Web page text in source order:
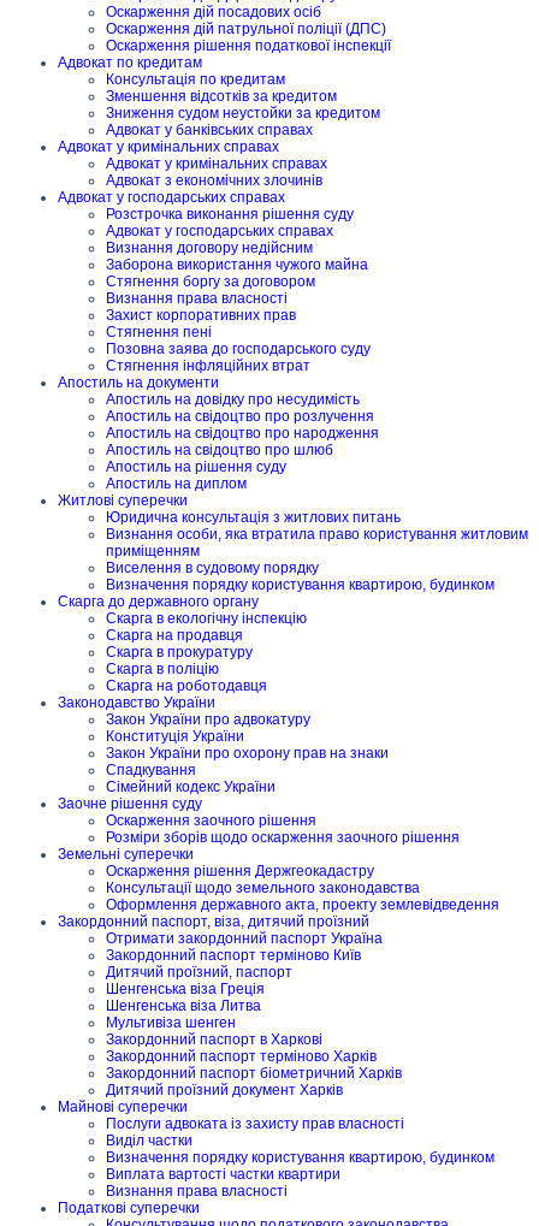
Оскарження дій посадових осіб
Оскарження дій патрульної поліції (ДПС)
Оскарження рішення податкової інспекції
Адвокат по кредитам
Консультація по кредитам
Зменшення відсотків за кредитом
Зниження судом неустойки за кредитом
Адвокат у банківських справах
Адвокат у кримінальних справах
Адвокат у кримінальних справах
Адвокат з економічних злочинів
Адвокат у господарських справах
Розстрочка виконання рішення суду
Адвокат у господарських справах
Визнання договору недійсним
Заборона використання чужого майна
Стягнення боргу за договором
Визнання права власності
Захист корпоративних прав
Стягнення пені
Позовна заява до господарського суду
Стягнення інфляційних втрат
Апостиль на документи
Апостиль на довідку про несудимість
Апостиль на свідоцтво про розлучення
Апостиль на свідоцтво про народження
Апостиль на свідоцтво про шлюб
Апостиль на рішення суду
Апостиль на диплом
Житлові суперечки
Юридична консультація з житлових питань
Визнання особи, яка втратила право користування житловим
приміщенням
Виселення в судовому порядку
Визначення порядку користування квартирою, будинком
Скарга до державного органу
Скарга в екологічну інспекцію
Скарга на продавця
Скарга в прокуратуру
Скарга в поліцію
Скарга на роботодавця
Законодавство України
Закон України про адвокатуру
Конституція України
Закон України про охорону прав на знаки
Спадкування
Сімейний кодекс України
Заочне рішення суду
Оскарження заочного рішення
Розміри зборів щодо оскарження заочного рішення
Земельні суперечки
Оскарження рішення Держгеокадастру
Консультації щодо земельного законодавства
Оформлення державного акта, проекту землевідведення
Закордонний паспорт, віза, дитячий проїзний
Отримати закордонний паспорт Україна
Закордонний паспорт терміново Київ
Дитячий проїзний, паспорт
Шенгенська віза Греція
Шенгенська віза Литва
Мультивіза шенген
Закордонний паспорт в Харкові
Закордонний паспорт терміново Харків
Закордонний паспорт біометричний Харків
Дитячий проїзний документ Харків
Майнові суперечки
Послуги адвоката із захисту прав власності
Виділ частки
Визначення порядку користування квартирою, будинком
Виплата вартості частки квартири
Визнання права власності
Податкові суперечки